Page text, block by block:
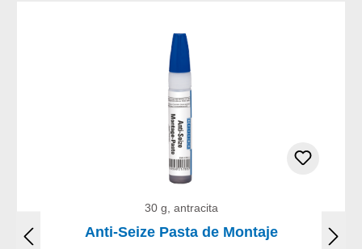
30 g, antracita
Anti-Seize Pasta de Montaje